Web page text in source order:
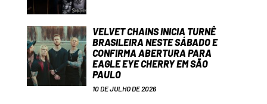
VELVET CHAINS INICIA TURNÊ
BRASILEIRA NESTE SÁBADO E
CONFIRMA ABERTURA PARA
EAGLE EYE CHERRY EM SÃO
PAULO
10 DE JULHO DE 2026